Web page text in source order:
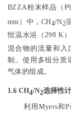
BZZA粉末样品（
mm）中，CH4/N2
恒温水浴（298 K
混合物的流量和入
制。使用多组分质
气体的组成。
1.6 CH4/N2选择性
利用Myers和